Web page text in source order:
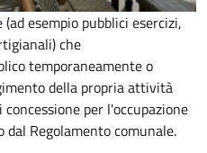
esempio pubblici esercizi,
che
temporaneamente o
della propria attività
per l'occupazione
Regolamento comunale.